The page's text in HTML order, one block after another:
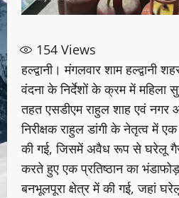
154 Views
हल्द्वानी। मंगलवार शाम हल्द्वानी
वंदना के निर्देशों के क्रम में महिला
तहत एसडीएम राहुल शाह एवं नगर
निरीक्षक राहुल डांगी के नेतृत्व में एक
की गई, जिसमें अवैध रूप से घरेलू गैस
करते हुए एक प्रतिष्ठान का भंडाफोड़
बनभूलपूरा क्षेत्र में की गई, जहां